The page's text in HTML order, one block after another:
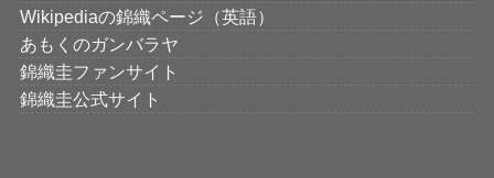
Wikipediaの錦織ページ（英語）
あもくのガンバラヤ
錦織圭ファンサイト
錦織圭公式サイト